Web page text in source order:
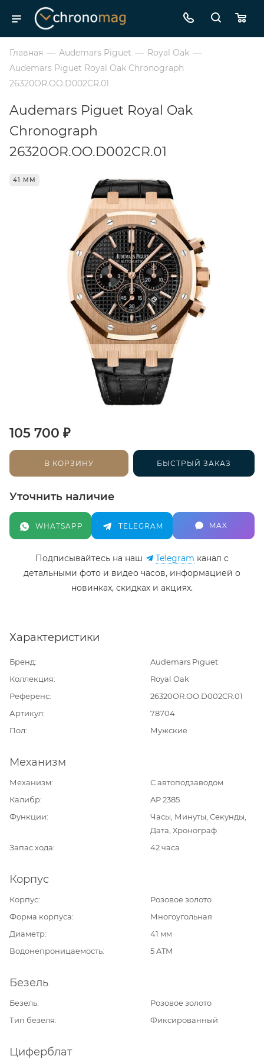
Главная — Audemars Piguet — Royal Oak —
Audemars Piguet Royal Oak Chronograph
26320OR.OO.D002CR.01
Audemars Piguet Royal Oak
Chronograph
26320OR.OO.D002CR.01
41 ММ
105 700 ₽
В КОРЗИНУ БЫСТРЫЙ ЗАКАЗ
Уточнить наличие
WHATSAPP TELEGRAM MAX
Подписывайтесь на наш Telegram канал c
детальными фото и видео часов, информацией о
новинках, скидках и акциях.
Характеристики
Бренд
Audemars Piguet
Коллекция
Royal Oak
Референс
26320OR.OO.D002CR.01
Артикул
78704
Пол
Мужские
Механизм
Механизм
С автоподзаводом
Калибр
AP 2385
Функции
Часы, Минуты, Секунды,
Дата, Хронограф
Запас хода
42 часа
Корпус
Корпус
Розовое золото
Форма корпуса
Многоугольная
Диаметр
41 мм
Водонепроницаемость
5 ATM
Безель
Безель
Розовое золото
Тип безеля
Фиксированный
Циферблат